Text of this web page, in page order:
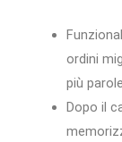
ordini
più parole
Dopo il